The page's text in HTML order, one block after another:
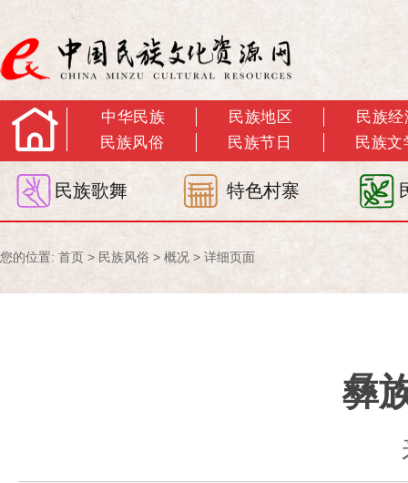
中华民族 民族地区
民族经
民族风俗
民族节日 民族文
民族歌舞 特色村寨
您的位置: 首页 > 民族风俗 > 概况 > 详细页面
彝